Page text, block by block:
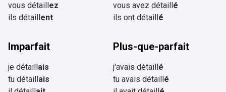
vous détaillez
ils détaillent
vous avez détaillé
ils ont détaillé
Imparfait
je détaillais
tu détaillais
Plus-que-parfait
j'avais détaillé
tu avais détaillé